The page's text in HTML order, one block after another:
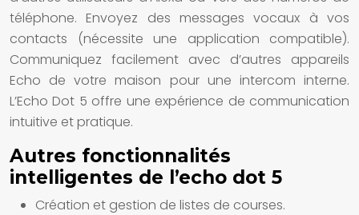
téléphone. Envoyez des messages vocaux à vos
contacts (nécessite une application compatible).
Communiquez facilement avec d’autres appareils
Echo de votre maison pour une intercom interne.
L’Echo Dot 5 offre une expérience de communication
intuitive et pratique.
Autres fonctionnalités
intelligentes de l’echo dot 5
Création et gestion de listes de courses.